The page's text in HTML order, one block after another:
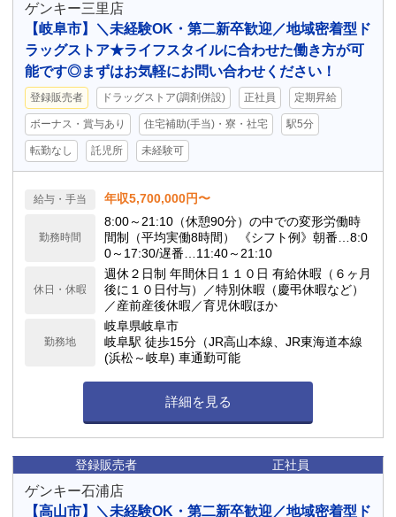
ゲンキー三里店
【岐阜市】＼未経験OK・第二新卒歓迎／地域密着型ド
ラッグストア★ライフスタイルに合わせた働き方が可
能です◎まずはお気軽にお問い合わせください！
登録販売者 ドラッグストア(調剤併設) 正社員 定期昇給
ボーナス・賞与あり 住宅補助(手当)・寮・社宅 駅5分
転勤なし 託児所 未経験可
給与・手当 年収5,700,000円〜
勤務時間
8:00～21:10（休憩90分）の中での変形労働時
間制（平均実働8時間） 《シフト例》朝番…8:0
0～17:30/遅番…11:40～21:10
休日・休暇
週休２日制 年間休日１１０日 有給休暇（６ヶ月
後に１０日付与）／特別休暇（慶弔休暇など）
／産前産後休暇／育児休暇ほか
勤務地
岐阜県岐阜市
岐阜駅 徒歩15分（JR高山本線、JR東海道本線
(浜松～岐阜) 車通勤可能
詳細を見る
登録販売者 正社員
ゲンキー石浦店
【高山市】＼未経験OK・第二新卒歓迎／地域密着型ド